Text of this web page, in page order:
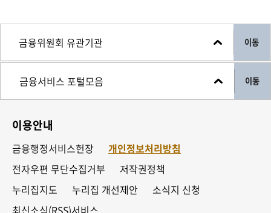
이동
이동
이용안내
금융행정서비스헌장
개인정보처리방침
전자우편 무단수집거부
저작권정책
누리집지도
누리집 개선제안
소식지 신청
최신소식(RSS)서비스